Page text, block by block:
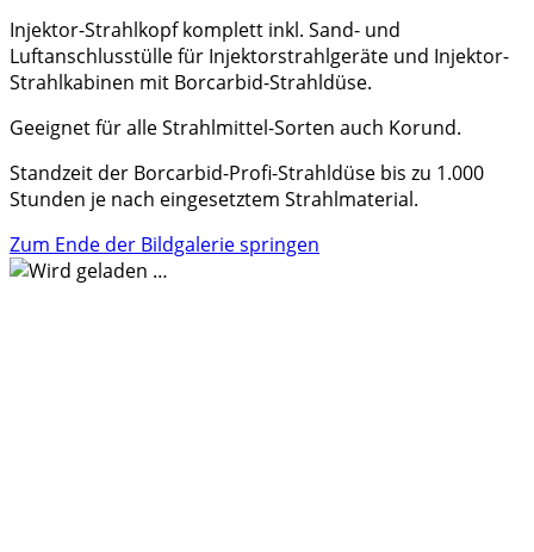
Injektor-Strahlkopf komplett inkl. Sand- und
Luftanschlusstülle für Injektorstrahlgeräte und Injektor-
Strahlkabinen mit Borcarbid-Strahldüse.
Geeignet für alle Strahlmittel-Sorten auch Korund.
Standzeit der Borcarbid-Profi-Strahldüse bis zu 1.000
Stunden je nach eingesetztem Strahlmaterial.
Zum Ende der Bildgalerie springen